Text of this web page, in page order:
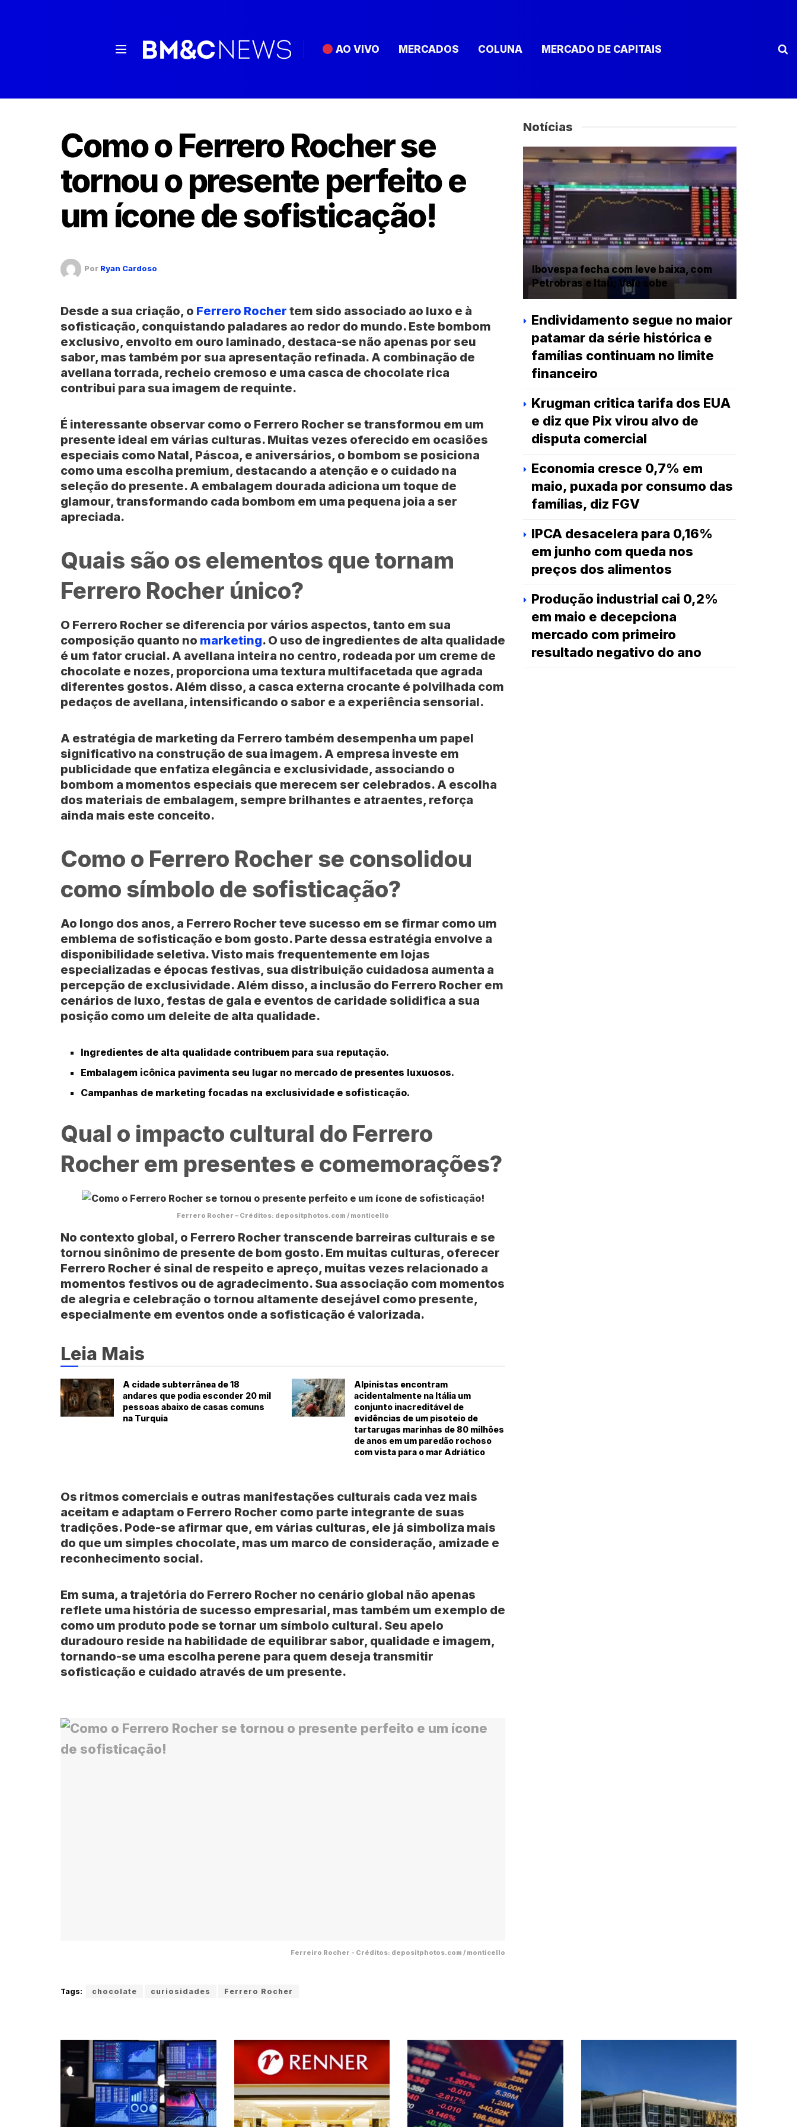
AO VIVO MERCADOS COLUNA MERCADO DE CAPITAIS
Como o Ferrero Rocher se
tornou o presente perfeito e
um ícone de sofisticação!
Por Ryan Cardoso
Desde a sua criação, o Ferrero Rocher tem sido associado ao luxo e à
sofisticação, conquistando paladares ao redor do mundo. Este bombom
exclusivo, envolto em ouro laminado, destaca-se não apenas por seu
sabor, mas também por sua apresentação refinada. A combinação de
avellana torrada, recheio cremoso e uma casca de chocolate rica
contribui para sua imagem de requinte.
É interessante observar como o Ferrero Rocher se transformou em um
presente ideal em várias culturas. Muitas vezes oferecido em ocasiões
especiais como Natal, Páscoa, e aniversários, o bombom se posiciona
como uma escolha premium, destacando a atenção e o cuidado na
seleção do presente. A embalagem dourada adiciona um toque de
glamour, transformando cada bombom em uma pequena joia a ser
apreciada.
Quais são os elementos que tornam
Ferrero Rocher único?
O Ferrero Rocher se diferencia por vários aspectos, tanto em sua
composição quanto no marketing. O uso de ingredientes de alta qualidade
é um fator crucial. A avellana inteira no centro, rodeada por um creme de
chocolate e nozes, proporciona uma textura multifacetada que agrada
diferentes gostos. Além disso, a casca externa crocante é polvilhada com
pedaços de avellana, intensificando o sabor e a experiência sensorial.
A estratégia de marketing da Ferrero também desempenha um papel
significativo na construção de sua imagem. A empresa investe em
publicidade que enfatiza elegância e exclusividade, associando o
bombom a momentos especiais que merecem ser celebrados. A escolha
dos materiais de embalagem, sempre brilhantes e atraentes, reforça
ainda mais este conceito.
Como o Ferrero Rocher se consolidou
como símbolo de sofisticação?
Ao longo dos anos, a Ferrero Rocher teve sucesso em se firmar como um
emblema de sofisticação e bom gosto. Parte dessa estratégia envolve a
disponibilidade seletiva. Visto mais frequentemente em lojas
especializadas e épocas festivas, sua distribuição cuidadosa aumenta a
percepção de exclusividade. Além disso, a inclusão do Ferrero Rocher em
cenários de luxo, festas de gala e eventos de caridade solidifica a sua
posição como um deleite de alta qualidade.
Ingredientes de alta qualidade contribuem para sua reputação.
Embalagem icônica pavimenta seu lugar no mercado de presentes luxuosos.
Campanhas de marketing focadas na exclusividade e sofisticação.
Qual o impacto cultural do Ferrero
Rocher em presentes e comemorações?
Ferrero Rocher – Créditos: depositphotos.com / monticello
No contexto global, o Ferrero Rocher transcende barreiras culturais e se
tornou sinônimo de presente de bom gosto. Em muitas culturas, oferecer
Ferrero Rocher é sinal de respeito e apreço, muitas vezes relacionado a
momentos festivos ou de agradecimento. Sua associação com momentos
de alegria e celebração o tornou altamente desejável como presente,
especialmente em eventos onde a sofisticação é valorizada.
Leia Mais
A cidade subterrânea de 18
andares que podia esconder 20 mil
pessoas abaixo de casas comuns
na Turquia
Alpinistas encontram
acidentalmente na Itália um
conjunto inacreditável de
evidências de um pisoteio de
tartarugas marinhas de 80 milhões
de anos em um paredão rochoso
com vista para o mar Adriático
Os ritmos comerciais e outras manifestações culturais cada vez mais
aceitam e adaptam o Ferrero Rocher como parte integrante de suas
tradições. Pode-se afirmar que, em várias culturas, ele já simboliza mais
do que um simples chocolate, mas um marco de consideração, amizade e
reconhecimento social.
Em suma, a trajetória do Ferrero Rocher no cenário global não apenas
reflete uma história de sucesso empresarial, mas também um exemplo de
como um produto pode se tornar um símbolo cultural. Seu apelo
duradouro reside na habilidade de equilibrar sabor, qualidade e imagem,
tornando-se uma escolha perene para quem deseja transmitir
sofisticação e cuidado através de um presente.
Ferreiro Rocher - Créditos: depositphotos.com / monticello
Tags: chocolate curiosidades Ferrero Rocher
Notícias
Ibovespa fecha com leve baixa, com
Petrobras e Itaú; Vale sobe
Endividamento segue no maior
patamar da série histórica e
famílias continuam no limite
financeiro
Krugman critica tarifa dos EUA
e diz que Pix virou alvo de
disputa comercial
Economia cresce 0,7% em
maio, puxada por consumo das
famílias, diz FGV
IPCA desacelera para 0,16%
em junho com queda nos
preços dos alimentos
Produção industrial cai 0,2%
em maio e decepciona
mercado com primeiro
resultado negativo do ano